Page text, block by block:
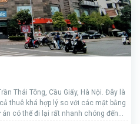
Thái Tông, Cầu Giấy, Hà Nội. Đây là
thuê khá hợp lý so với các mặt bằng
có thể đi lại rất nhanh chóng đến